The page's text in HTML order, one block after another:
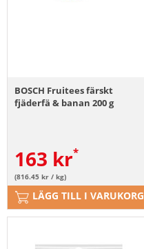
BOSCH Fruitees färskt
fjäderfä & banan 200 g
163 kr
(816.45 kr / kg)
LÄGG TILL I VARUKORG